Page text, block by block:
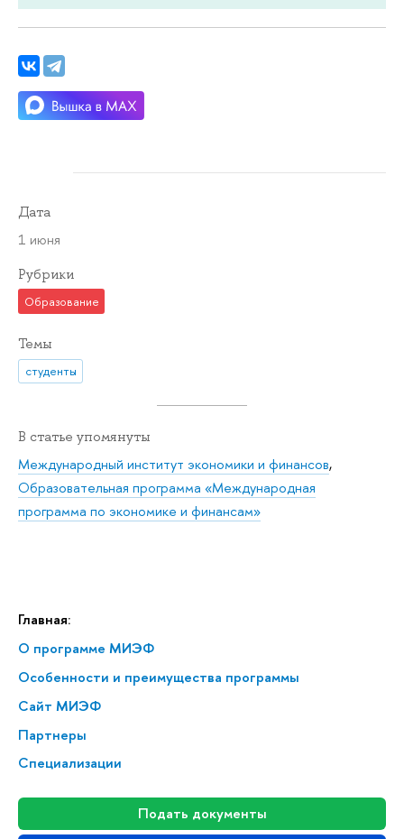
Главная:
О программе МИЭФ
Особенности и преимущества программы
Сайт МИЭФ
Партнеры
Специализации
Подать документы
Дата
1 июня
Рубрики
Образование
Темы
студенты
В статье упомянуты
Международный институт экономики и финансов,
Образовательная программа «Международная
программа по экономике и финансам»